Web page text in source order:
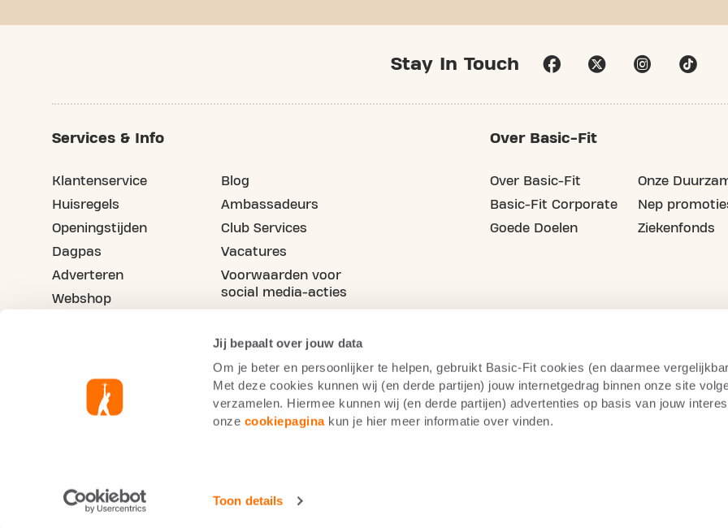
Jij bepaalt over jouw data
Om je beter en persoonlijker te helpen, gebruikt Basic-Fit cookies (en daarmee
Met deze cookies kunnen wij (en derde partijen) jouw internetgedrag binnen onze site
verzamelen. Hiermee kunnen wij (en derde partijen) advertenties op basis van jouw
onze cookiepaginakun je hier meer informatie over vinden.
Toon details
Stay In Touch
Services & Info
Klantenservice
Huisregels
Openingstijden
Dagpas
Adverteren
Webshop
Blog
Ambassadeurs
Club Services
Vacatures
Voorwaarden voor
social media-acties
Over Basic-Fit
Over Basic-Fit
Basic-Fit Corporate
Goede Doelen
Onze
Nep
Ziekenfonds
Basic-Fit België